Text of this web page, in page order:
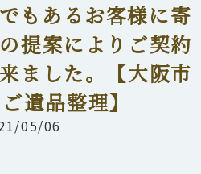
もあるお客様に寄
提案によりご契約
ました。【大阪市
遺品整理】
05/06